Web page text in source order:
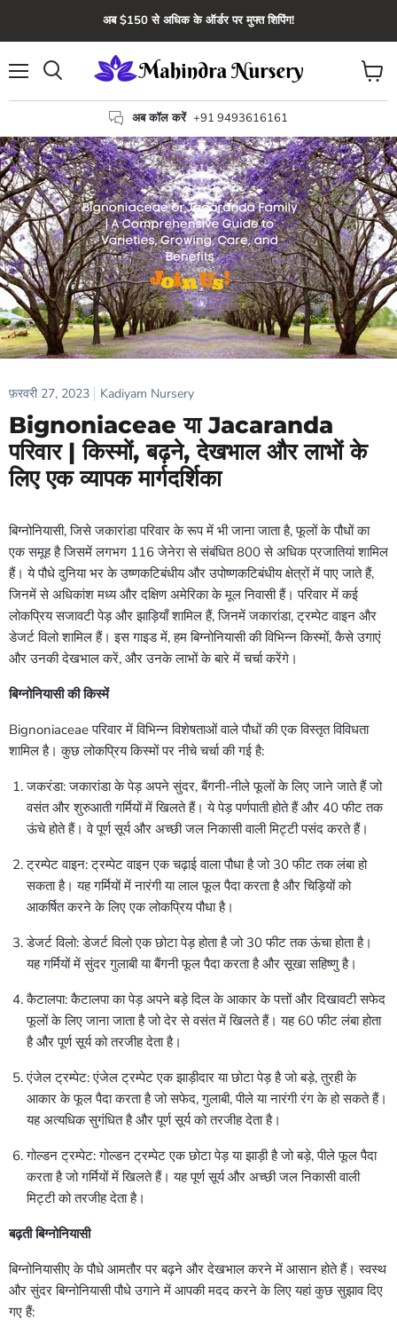
अब $150 से अधिक के ऑर्डर पर मुफ्त शिपिंग!
अब कॉल करें +91 9493616161
कार्ट
देंखे
फ़रवरी 27, 2023 Kadiyam Nursery
Bignoniaceae या Jacaranda
परिवार | किस्मों, बढ़ने, देखभाल और लाभों के
लिए एक व्यापक मार्गदर्शिका
बिग्नोनियासी, जिसे जकारांडा परिवार के रूप में भी जाना जाता है, फूलों के पौधों का
एक समूह है जिसमें लगभग 116 जेनेरा से संबंधित 800 से अधिक प्रजातियां शामिल
हैं। ये पौधे दुनिया भर के उष्णकटिबंधीय और उपोष्णकटिबंधीय क्षेत्रों में पाए जाते हैं,
जिनमें से अधिकांश मध्य और दक्षिण अमेरिका के मूल निवासी हैं। परिवार में कई
लोकप्रिय सजावटी पेड़ और झाड़ियाँ शामिल हैं, जिनमें जकारांडा, ट्रम्पेट वाइन और
डेजर्ट विलो शामिल हैं। इस गाइड में, हम बिग्नोनियासी की विभिन्न किस्मों, कैसे उगाएं
और उनकी देखभाल करें, और उनके लाभों के बारे में चर्चा करेंगे।
बिग्नोनियासी की किस्में
Bignoniaceae परिवार में विभिन्न विशेषताओं वाले पौधों की एक विस्तृत विविधता
शामिल है। कुछ लोकप्रिय किस्मों पर नीचे चर्चा की गई है:
जकरंडा: जकारांडा के पेड़ अपने सुंदर, बैंगनी-नीले फूलों के लिए जाने जाते हैं जो
वसंत और शुरुआती गर्मियों में खिलते हैं। ये पेड़ पर्णपाती होते हैं और 40 फीट तक
ऊंचे होते हैं। वे पूर्ण सूर्य और अच्छी जल निकासी वाली मिट्टी पसंद करते हैं।
ट्रम्पेट वाइन: ट्रम्पेट वाइन एक चढ़ाई वाला पौधा है जो 30 फीट तक लंबा हो
सकता है। यह गर्मियों में नारंगी या लाल फूल पैदा करता है और चिड़ियों को
आकर्षित करने के लिए एक लोकप्रिय पौधा है।
डेजर्ट विलो: डेजर्ट विलो एक छोटा पेड़ होता है जो 30 फीट तक ऊंचा होता है।
यह गर्मियों में सुंदर गुलाबी या बैंगनी फूल पैदा करता है और सूखा सहिष्णु है।
कैटालपा: कैटालपा का पेड़ अपने बड़े दिल के आकार के पत्तों और दिखावटी सफेद
फूलों के लिए जाना जाता है जो देर से वसंत में खिलते हैं। यह 60 फीट लंबा होता
है और पूर्ण सूर्य को तरजीह देता है।
एंजेल ट्रम्पेट: एंजेल ट्रम्पेट एक झाड़ीदार या छोटा पेड़ है जो बड़े, तुरही के
आकार के फूल पैदा करता है जो सफेद, गुलाबी, पीले या नारंगी रंग के हो सकते हैं।
यह अत्यधिक सुगंधित है और पूर्ण सूर्य को तरजीह देता है।
गोल्डन ट्रम्पेट: गोल्डन ट्रम्पेट एक छोटा पेड़ या झाड़ी है जो बड़े, पीले फूल पैदा
करता है जो गर्मियों में खिलते हैं। यह पूर्ण सूर्य और अच्छी जल निकासी वाली
मिट्टी को तरजीह देता है।
बढ़ती बिग्नोनियासी
बिग्नोनियासीए के पौधे आमतौर पर बढ़ने और देखभाल करने में आसान होते हैं। स्वस्थ
और सुंदर बिग्नोनियासी पौधे उगाने में आपकी मदद करने के लिए यहां कुछ सुझाव दिए
गए हैं: